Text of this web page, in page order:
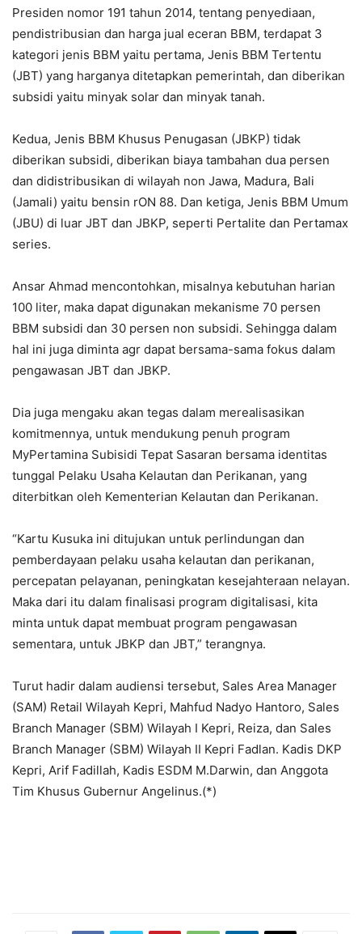
Presiden nomor 191 tahun 2014, tentang penyediaan,
pendistribusian dan harga jual eceran BBM, terdapat 3
kategori jenis BBM yaitu pertama, Jenis BBM Tertentu
(JBT) yang harganya ditetapkan pemerintah, dan diberikan
subsidi yaitu minyak solar dan minyak tanah.
Kedua, Jenis BBM Khusus Penugasan (JBKP) tidak
diberikan subsidi, diberikan biaya tambahan dua persen
dan didistribusikan di wilayah non Jawa, Madura, Bali
(Jamali) yaitu bensin rON 88. Dan ketiga, Jenis BBM Umum
(JBU) di luar JBT dan JBKP, seperti Pertalite dan Pertamax
series.
Ansar Ahmad mencontohkan, misalnya kebutuhan harian
100 liter, maka dapat digunakan mekanisme 70 persen
BBM subsidi dan 30 persen non subsidi. Sehingga dalam
hal ini juga diminta agr dapat bersama-sama fokus dalam
pengawasan JBT dan JBKP.
Dia juga mengaku akan tegas dalam merealisasikan
komitmennya, untuk mendukung penuh program
MyPertamina Subisidi Tepat Sasaran bersama identitas
tunggal Pelaku Usaha Kelautan dan Perikanan, yang
diterbitkan oleh Kementerian Kelautan dan Perikanan.
“Kartu Kusuka ini ditujukan untuk perlindungan dan
pemberdayaan pelaku usaha kelautan dan perikanan,
percepatan pelayanan, peningkatan kesejahteraan nelayan.
Maka dari itu dalam finalisasi program digitalisasi, kita
minta untuk dapat membuat program pengawasan
sementara, untuk JBKP dan JBT,” terangnya.
Turut hadir dalam audiensi tersebut, Sales Area Manager
(SAM) Retail Wilayah Kepri, Mahfud Nadyo Hantoro, Sales
Branch Manager (SBM) Wilayah I Kepri, Reiza, dan Sales
Branch Manager (SBM) Wilayah II Kepri Fadlan. Kadis DKP
Kepri, Arif Fadillah, Kadis ESDM M.Darwin, dan Anggota
Tim Khusus Gubernur Angelinus.(*)